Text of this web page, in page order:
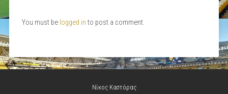
You must be logged in to post a comment.
Νίκος Καστόρας